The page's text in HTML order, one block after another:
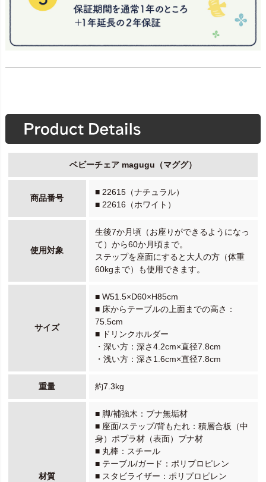
ベビーチェア magugu（マググ）
商品番号
■ 22615（ナチュラル）
■ 22616（ホワイト）
使用対象
生後7か月頃（お座りができるようになっ
て）から60か月頃まで。
ステップを座面にすると大人の方（体重
60kgまで）も使用できます。
サイズ
■ W51.5×D60×H85cm
■ 床からテーブルの上面までの高さ：
75.5cm
■ ドリンクホルダー
・深い方：深さ4.2cm×直径7.8cm
・浅い方：深さ1.6cm×直径7.8cm
重量 約7.3kg
材質
■ 脚/補強木：ブナ無垢材
■ 座面/ステップ/背もたれ：積層合板（中
身）ポプラ材（表面）ブナ材
■ 丸棒：スチール
■ テーブル/ガード：ポリプロピレン
■ スタビライザー：ポリプロピレン